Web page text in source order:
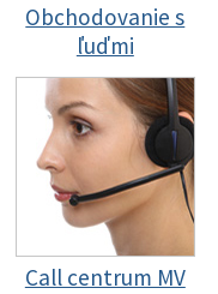
Obchodovanie s
ľuďmi
Call centrum MV